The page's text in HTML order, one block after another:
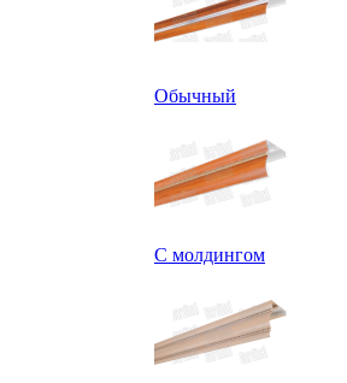
Обычный
С молдингом